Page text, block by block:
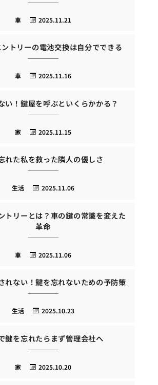
2025.11.21
車
トリーの電池交換は自分でできる
2025.11.16
車
い！鍵屋を呼ぶといくらかかる？
2025.11.15
家
れた私を救った隣人の優しさ
2025.11.06
生活
トリーとは？車の鍵の常識を変えた
革命
2025.11.06
車
れない！鍵を忘れないための予防策
2025.10.23
生活
鍵を忘れたらまず管理会社へ
2025.10.20
家